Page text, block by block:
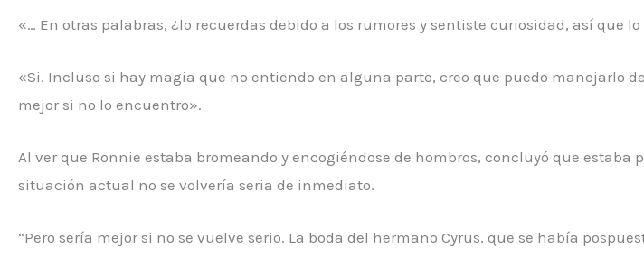
«… En otras palabras, ¿lo recuerdas debido a los rumores y sentiste curiosidad, así que
«Si. Incluso si hay magia que no entiendo en alguna parte, creo que puedo manejarlo
mejor si no lo encuentro».
Al ver que Ronnie estaba bromeando y encogiéndose de hombros, concluyó que
situación actual no se volvería seria de inmediato.
“Pero sería mejor si no se vuelve serio. La boda del hermano Cyrus, que se había